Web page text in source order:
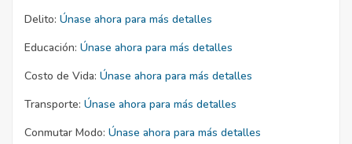
Delito: Únase ahora para más detalles
Educación: Únase ahora para más detalles
Costo de Vida: Únase ahora para más detalles
Transporte: Únase ahora para más detalles
Conmutar Modo: Únase ahora para más detalles